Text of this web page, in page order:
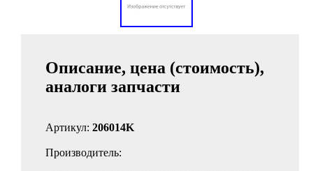
Описание, цена (стоимость),
аналоги запчасти
Артикул: 206014K
Производитель: